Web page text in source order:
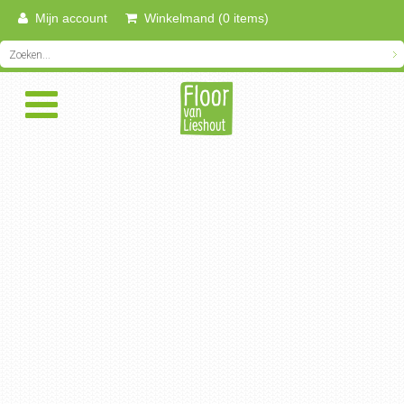
Mijn account Winkelmand (0 items)